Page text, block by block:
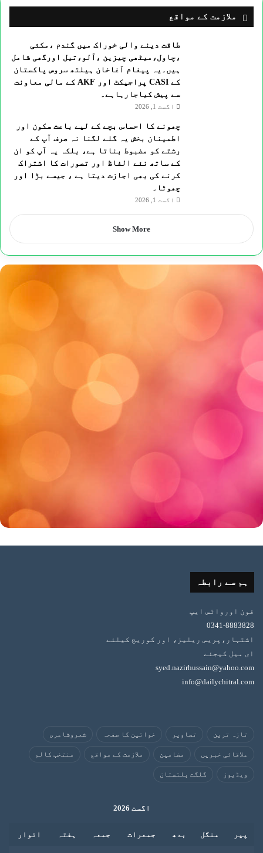
ملازمت کے مواقع
طاقت دینے والی خوراک میں گندم ،مکئی
،چاول،میٹھی چیزین ،آلو،تیل اورگھی شامل
ہیں۔یہ پیغام آغاخان ہیلتھ سروس پاکستان
کے CASI پراجیکٹ اور AKF کے مالی معاونت
سے پیش کیاجارہاہے۔
اگست 1, 2026
چھونے کا احساس بچے کے لیے باعث سکون اور
اطمینان بخش یہ گلے لگنا نہ صرف آپ کے
رشتے کو مضبوط بناتا ہے، بلکہ یہ آپ کو ان
کے ساتھ نئے الفاظ اور تصورات کا اشتراک
کرنے کی بھی اجازت دیتا ہے ، جیسے بڑا اور
چھوٹا۔
اگست 1, 2026
Show More
ہم سے رابطہ
فون اورواٹس ایپ
0341-8883828
اشتہار،پریس ریلیز، اور کوریج کیلئے
ای میل کیجئے
syed.nazirhussain@yahoo.com
info@dailychitral.com
تازہ ترین تصاویر خواتین کا صفحہ شعروشاعری
علاقائی خبریں مضامین ملازمت کے مواقع منتخب کالم
ویڈیوز گلگت بلتستان
اگست 2026
پیر منگل بدھ جمعرات جمعہ ہفتہ اتوار